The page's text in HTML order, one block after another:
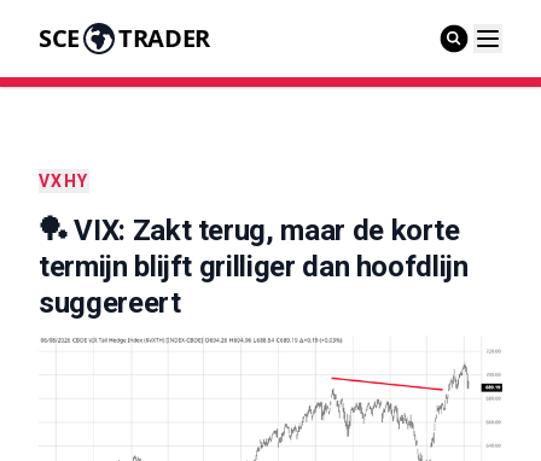
SCE TRADER
VXHY
🏓 VIX: Zakt terug, maar de korte
termijn blijft grilliger dan hoofdlijn
suggereert